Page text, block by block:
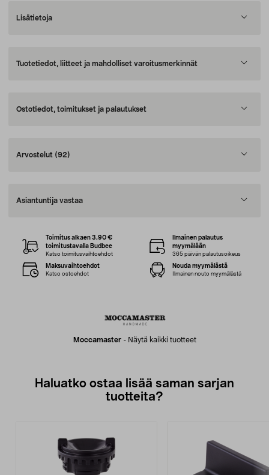
Lisätietoja
Tuotetiedot, liitteet ja mahdolliset varoitusmerkinnät
Ostotiedot, toimitukset ja palautukset
Arvostelut (92)
Asiantuntija vastaa
Moccamaster- Näytä kaikki tuotteet
Toimitus alkaen 3,90 €
toimitustavalla Budbee
Katso toimitusvaihtoehdot
Ilmainen palautus
myymälään
365 päivän palautusoikeus
Maksuvaihtoehdot
Katso ostoehdot
Nouda myymälästä
Ilmainen nouto myymälästä
Haluatko ostaa lisää saman sarjan
tuotteita?